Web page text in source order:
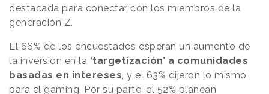
destacada para conectar con los miembros de la
generación Z.
El 66% de los encuestados esperan un aumento de
la inversión en la ‘targetización’ a comunidades
basadas en intereses , y el 63% dijeron lo mismo
para el gaming. Por su parte, el 52% planean